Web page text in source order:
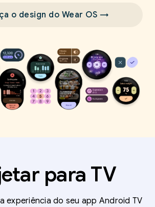
o design do Wear OS →
para TV
experiência do seu app Android TV